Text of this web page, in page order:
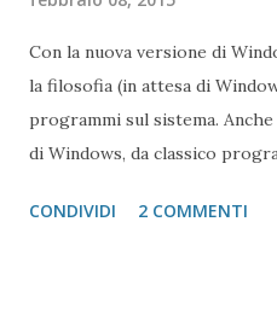
Con la nuova versione di
la filosofia (in attesa di
programmi sul sistema.
di Windows, da classico
ed è diventato app di
CONDIVIDI 2 COMMENTI